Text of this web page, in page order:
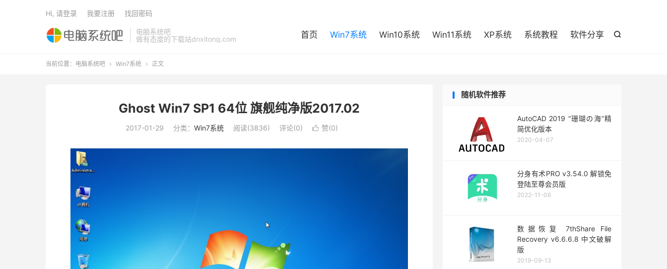
电脑系统吧
做有态度的下载站dnxitong.com

首页 Win7系统 Win10系统 Win11系统 XP系统 系统教程 软件分享
Hi, 请登录 我要注册 找回密码
当前位置： 电脑系统吧  Win7系统  正文
Ghost Win7 SP1 64位 旗舰纯净版2017.02
2017-01-29 分类： Win7系统 阅读(3836) 评论(0)  赞(0)
随机软件推荐
AutoCAD 2019 “珊瑚の海”精
简优化版本
2020-04-07
分身有术PRO v3.54.0 解锁免
登陆至尊会员版
2022-11-06
数据恢复 7thShare File
Recovery v6.6.6.8 中文破解
版
2019-09-13